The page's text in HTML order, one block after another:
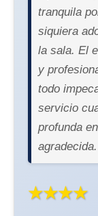
tranquila
siquiera
la sala. El
y
todo
servicio
profunda
agradecida.
★★★★